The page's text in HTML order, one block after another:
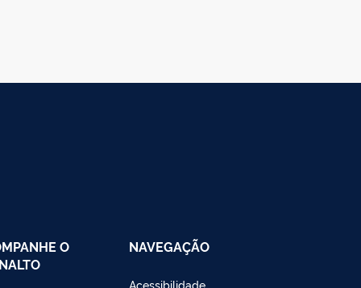
O
NAVEGAÇÃO
Acessibilidade